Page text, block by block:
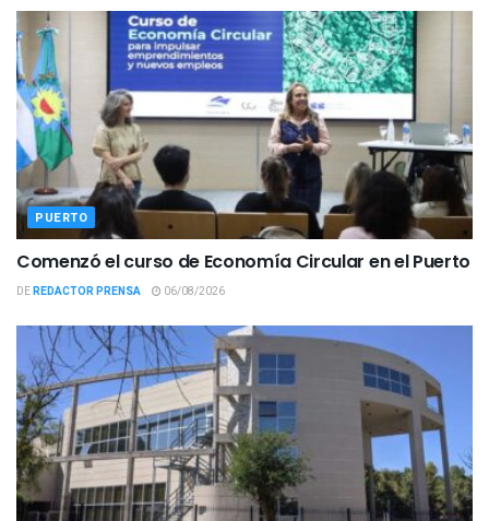
PUERTO
Comenzó el curso de Economía Circular en el Puerto
DEREDACTOR PRENSA 06/08/2026